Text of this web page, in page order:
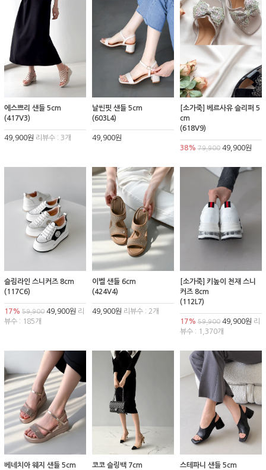
에스쁘리 샌들 5cm
(417V3)
49,900원 리뷰수 : 3개
날씬핏 샌들 5cm
(603L4)
49,900원
[소가죽] 베르사유 슬리퍼 5
cm
(618V9)
38% 79,90049,900원
슬림라인 스니커즈 8cm
(117C6)
17% 59,900 49,900원 리
뷰수 : 185개
이벨 샌들 6cm
(424V4)
49,900원 리뷰수 : 2개
[소가죽] 키높이 천재 스니
커즈 8cm
(112L7)
17% 59,90049,900원 리
뷰수 : 1,370개
베네치아 웨지 샌들 5cm
코코 슬링백 7cm
스테파니 샌들 5cm